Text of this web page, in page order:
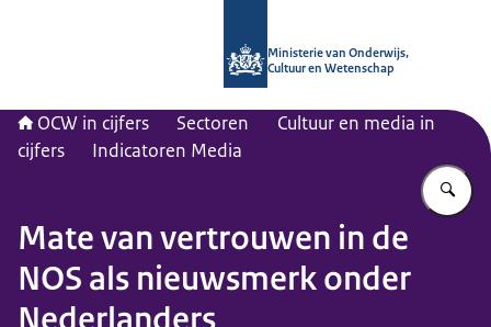
Ministerie van Onderwijs,
Cultuur en Wetenschap
OCW in cijfers Sectoren
Cultuur en media in
cijfers
Indicatoren Media
Mate van vertrouwen in de
NOS als nieuwsmerk onder